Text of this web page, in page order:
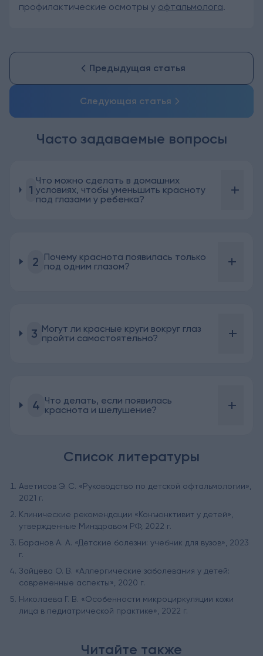
профилактические осмотры у офтальмолога.
Предыдущая статья
Следующая статья
Часто задаваемые вопросы
1
Что можно сделать в домашних
условиях, чтобы уменьшить красноту
под глазами у ребенка?
+
2 Почему краснота появилась только
под одним глазом?
+
3 Могут ли красные круги вокруг глаз
пройти самостоятельно?
+
4 Что делать, если появилась
краснота и шелушение?
+
Список литературы
Аветисов Э. С. «Руководство по детской офтальмологии»,
2021 г.
Клинические рекомендации «Конъюнктивит у детей»,
утвержденные Минздравом РФ, 2022 г.
Баранов А. А. «Детские болезни: учебник для вузов», 2023
г.
Зайцева О. В. «Аллергические заболевания у детей:
современные аспекты», 2020 г.
Николаева Г. В. «Особенности микроциркуляции кожи
лица в педиатрической практике», 2022 г.
Читайте также